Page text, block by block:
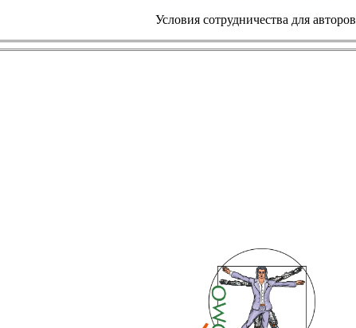
Условия сотрудничества для авторов